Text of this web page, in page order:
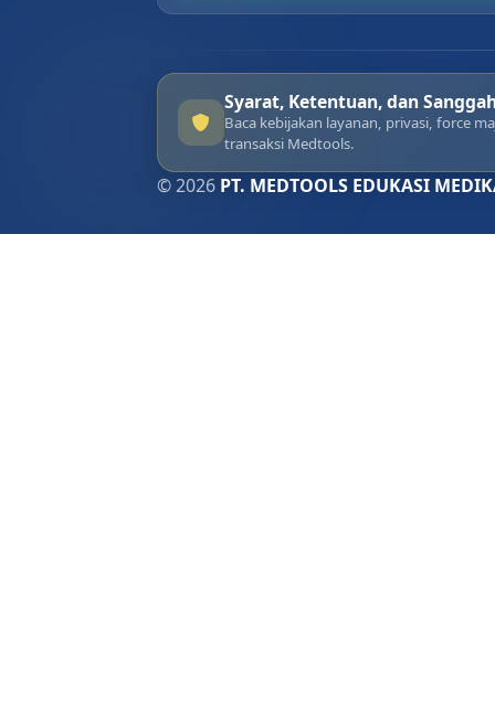
Syarat, Ketentuan, dan
Baca kebijakan layanan, privasi, force
transaksi Medtools.
© 2026 PT. MEDTOOLS EDUKASI